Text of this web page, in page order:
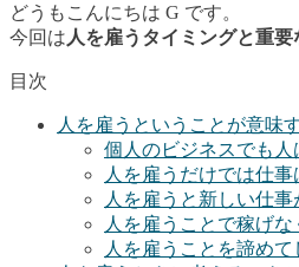
どうもこんにちは G です。
今回は 人を雇うタイミングと重要
目次
人を雇うということが意味
個人のビジネスでも人
人を雇うだけでは仕事
人を雇うと新しい仕事
人を雇うことで稼げ
人を雇うことを諦めて